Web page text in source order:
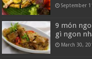
September
9 món
gì ngon
March 30,